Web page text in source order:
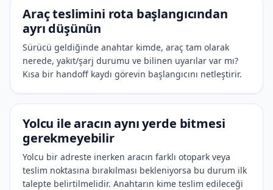
Araç teslimini rota başlangıcından
ayrı düşünün
Sürücü geldiğinde anahtar kimde, araç tam olarak
nerede, yakıt/şarj durumu ve bilinen uyarılar var mı?
Kısa bir handoff kaydı görevin başlangıcını netleştirir.
Yolcu ile aracın aynı yerde bitmesi
gerekmeyebilir
Yolcu bir adreste inerken aracın farklı otopark veya
teslim noktasına bırakılması bekleniyorsa bu durum ilk
talepte belirtilmelidir. Anahtarın kime teslim edileceği